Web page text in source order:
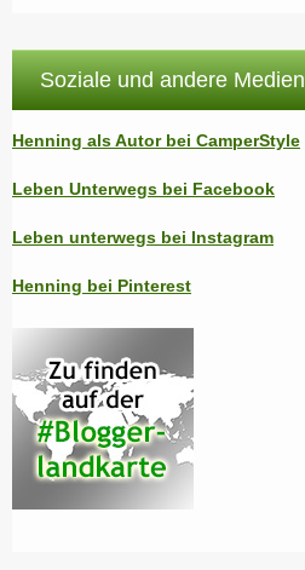
Soziale und andere Medien
Henning als Autor bei CamperStyle
Leben Unterwegs bei Facebook
Leben unterwegs bei Instagram
Henning bei Pinterest